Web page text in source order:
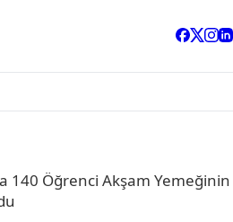
140 Öğrenci Akşam Yemeğinin